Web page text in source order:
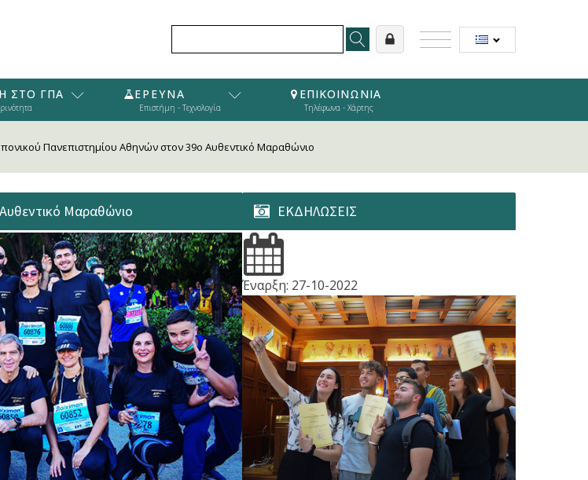
ΣΤΟ ΓΠΑ ΕΡΕΥΝΑ
Επιστήμη - Τεχνολογία
ΕΠΙΚΟΙΝΩΝΙΑ
Τηλέφωνα - Χάρτης
Πανεπιστημίου Αθηνών στον 39ο Αυθεντικό Μαραθώνιο
Μαραθώνιο ΕΚΔΗΛΩΣΕΙΣ
Έναρξη: 27-10-2022